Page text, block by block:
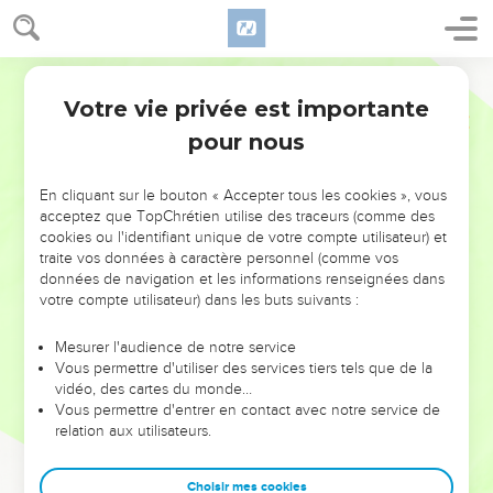
NE MANQUEZ PAS L’ÉVÉNEMENT
DE L’ANNÉE !
ET SI LEURS ERREURS POUVAIENT VOUS ÉVITER LES
VOTRES ?
leur foi ou leur vision. Mais on voit moins les doutes, les erreurs
et les saisons difficiles qu'ils ont traversés, alors même que ce
sont elles qui les ont façonnés.
Dans cette conférence, leaders, entrepreneurs, et responsables
clés pour avancer avec plus de sagesse afin que leurs erreurs
Votre vie privée est importante
pour nous
En cliquant sur le bouton « Accepter tous les cookies », vous
acceptez que TopChrétien utilise des traceurs (comme des
cookies ou l'identifiant unique de votre compte utilisateur) et
traite vos données à caractère personnel (comme vos
données de navigation et les informations renseignées dans
votre compte utilisateur) dans les buts suivants :
Mesurer l'audience de notre service
Vous permettre d'utiliser des services tiers tels que de la
vidéo, des cartes du monde…
Vous permettre d'entrer en contact avec notre service de
relation aux utilisateurs.
Choisir mes cookies